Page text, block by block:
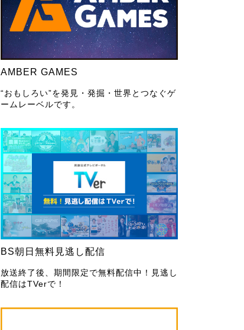
AMBER GAMES
“おもしろい”を発見・発掘・世界とつなぐゲ
ームレーベルです。
BS朝日無料見逃し配信
放送終了後、期間限定で無料配信中！見逃し
配信はTVerで！